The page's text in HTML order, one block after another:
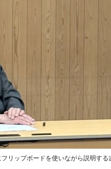
リップボードを使いながら説明する